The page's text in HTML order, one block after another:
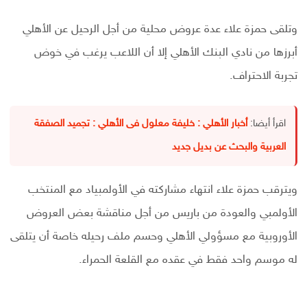
وتلقى حمزة علاء عدة عروض محلية من أجل الرحيل عن الأهلي
أبرزها من نادي البنك الأهلي إلا أن اللاعب يرغب في خوض
تجربة الاحتراف.
اقرأ أيضا: أخبار الأهلي : خليفة معلول فى الأهلي : تجميد الصفقة
العربية والبحث عن بديل جديد
ويترقب حمزة علاء انتهاء مشاركته في الأولمبياد مع المنتخب
الأولمبي والعودة من باريس من أجل مناقشة بعض العروض
الأوروبية مع مسؤولي الأهلي وحسم ملف رحيله خاصة أن يتلقى
له موسم واحد فقط في عقده مع القلعة الحمراء.